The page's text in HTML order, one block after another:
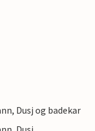
Dusj og badekar